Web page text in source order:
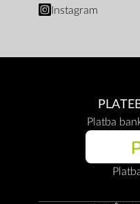
Instagram
Platba